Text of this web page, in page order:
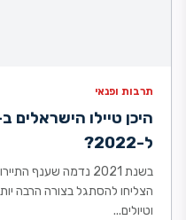
תרבות ופנאי
ל-2022?
בשנת 2021 נדמה שענף
הצליחו להסתגל בצורה הרבה
וטיולים...